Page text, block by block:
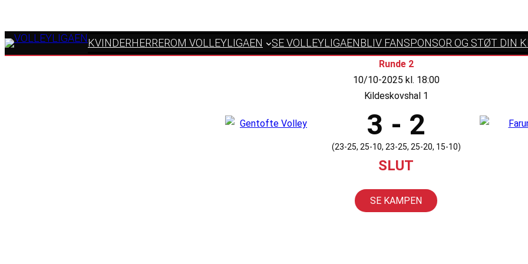
KVINDERHERREROM VOLLEYLIGAEN SE VOLLEYLIGAENBLIV FANSPONSOR OG STØT DIN
Runde 2
10/10-2025 kl. 18:00
Kildeskovshal 1
3 - 2
(23-25, 25-10, 23-25, 25-20, 15-10)
SLUT
SE KAMPEN